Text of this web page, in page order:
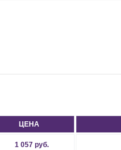
ЦЕНА
1 057 руб.